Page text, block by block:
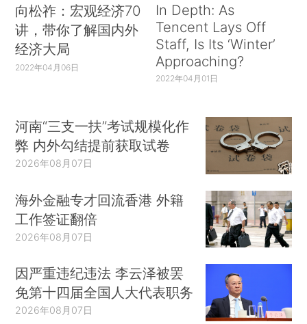
向松祚：宏观经济70
讲，带你了解国内外
经济大局
2022年04月06日
In Depth: As
Tencent Lays Off
Staff, Is Its ‘Winter’
Approaching?
2022年04月01日
河南“三支一扶”考试规模化作
弊 内外勾结提前获取试卷
2026年08月07日
海外金融专才回流香港 外籍
工作签证翻倍
2026年08月07日
因严重违纪违法 李云泽被罢
免第十四届全国人大代表职务
2026年08月07日